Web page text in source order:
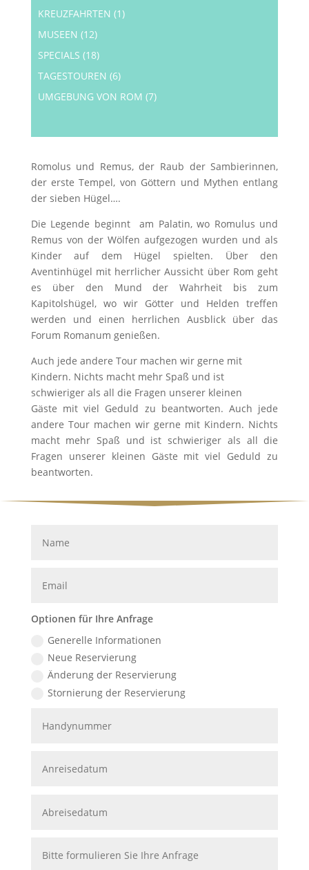
KREUZFAHRTEN (1)
MUSEEN (12)
SPECIALS (18)
TAGESTOUREN (6)
UMGEBUNG VON ROM (7)
Romolus und Remus, der Raub der Sambierinnen,
der erste Tempel, von Göttern und Mythen entlang
der sieben Hügel….
Die Legende beginnt
am Palatin, wo Romulus und
Remus von der Wölfen aufgezogen wurden und als
Kinder auf dem Hügel spielten. Über den
Aventinhügel mit herrlicher Aussicht über Rom geht
es über den Mund der Wahrheit bis zum
Kapitolshügel, wo wir Götter und Helden treffen
werden und einen herrlichen Ausblick über das
Forum Romanum genießen.
Auch jede andere Tour machen wir gerne mit
Kindern. Nichts macht mehr Spaß und ist
schwieriger als all die Fragen unserer kleinen
Gäste mit viel Geduld zu beantworten. Auch jede
andere Tour machen wir gerne mit Kindern. Nichts
macht mehr Spaß und ist schwieriger als all die
Fragen unserer kleinen Gäste mit viel Geduld zu
beantworten.
Optionen für Ihre Anfrage
Generelle Informationen
Neue Reservierung
Änderung der Reservierung
Stornierung der Reservierung